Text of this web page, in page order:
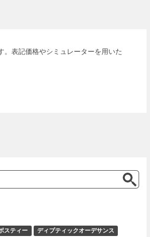
表記価格やシミュレーターを用いた
スティー ディプティックオーデサンス